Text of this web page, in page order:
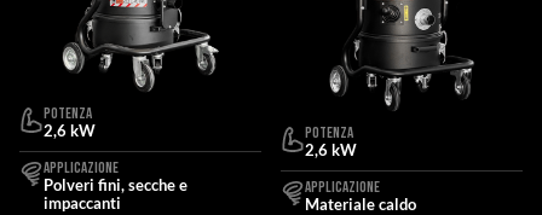
POTENZA
2,6 kW
APPLICAZIONE
Polveri fini, secche e
impaccanti
POTENZA
2,6 kW
APPLICAZIONE
Materiale caldo